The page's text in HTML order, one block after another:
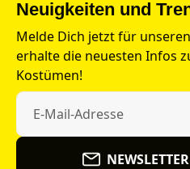
Neuigkeiten und
Melde Dich jetzt für
erhalte die neuesten Infos
Kostümen!